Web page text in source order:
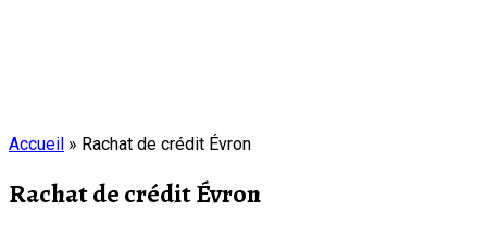
Accueil » Rachat de crédit Évron
Rachat de crédit Évron